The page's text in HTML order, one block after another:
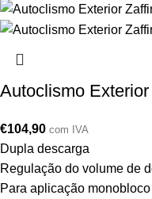
Autoclismo
€104,90 com IVA
Dupla descarga
Regulação do volume de
Para aplicação monobloco